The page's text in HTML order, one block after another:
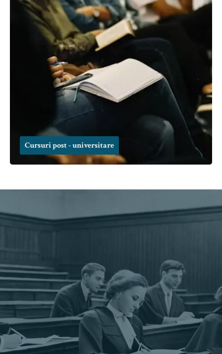
Cursuri post - universitare